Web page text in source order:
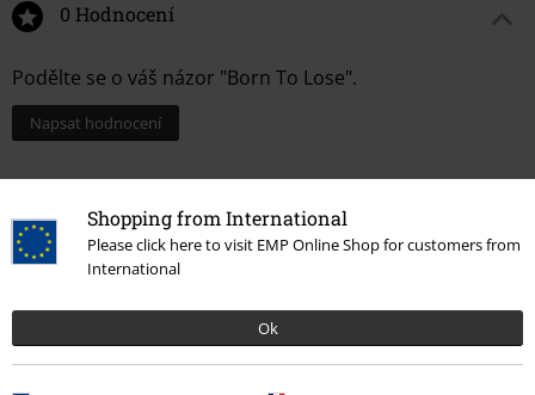
Shopping from International
Please click here to visit EMP Online Shop for customers from
International
Ok
0 Hodnocení
Podělte se o váš názor "Born To Lose".
Napsat hodnocení